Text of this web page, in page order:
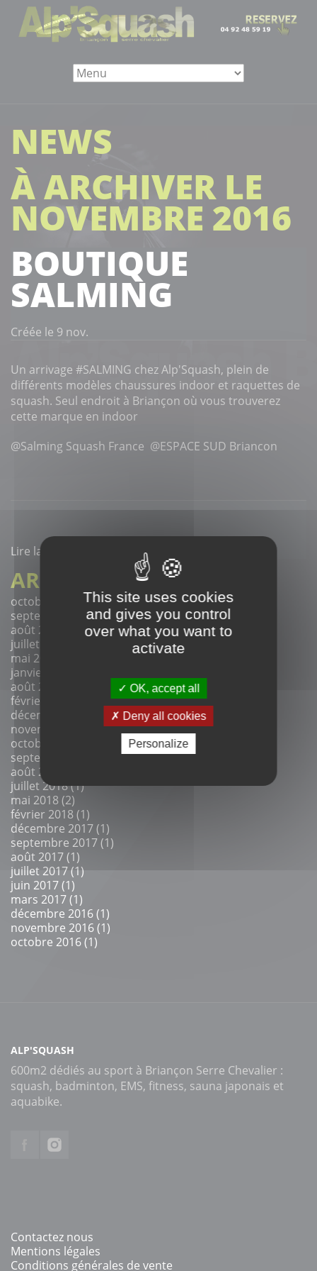
NEWS
À ARCHIVER LE
NOVEMBRE 2016
BOUTIQUE
SALMING
Créée le 9 nov.
Un arrivage #SALMING chez Alp'Squash, plein de
différents modèles chaussures indoor et raquettes de
squash. Seul endroit à Briançon où vous trouverez
cette marque en indoor
@Salming Squash France @ESPACE SUD Briancon
Lire la suite
ARCHIVES
octobre 2020 (1)
septembre 2020 (3)
août 2020 (1)
juillet 2020 (1)
mai 2020 (2)
janvier 2020 (1)
août 2019 (1)
février 2019 (2)
décembre 2018 (1)
novembre 2018 (2)
octobre 2018 (1)
septembre 2018 (2)
août 2018 (1)
juillet 2018 (1)
mai 2018 (2)
février 2018 (1)
décembre 2017 (1)
septembre 2017 (1)
août 2017 (1)
juillet 2017 (1)
juin 2017 (1)
mars 2017 (1)
décembre 2016 (1)
novembre 2016 (1)
octobre 2016 (1)
ALP'SQUASH
600m2 dédiés au sport à Briançon Serre Chevalier :
squash, badminton, EMS, fitness, sauna japonais et
aquabike.
Contactez nous
Mentions légales
Conditions générales de vente
This site uses cookies
and gives you control
over what you want to
activate
OK, accept all
Deny all cookies
Personalize